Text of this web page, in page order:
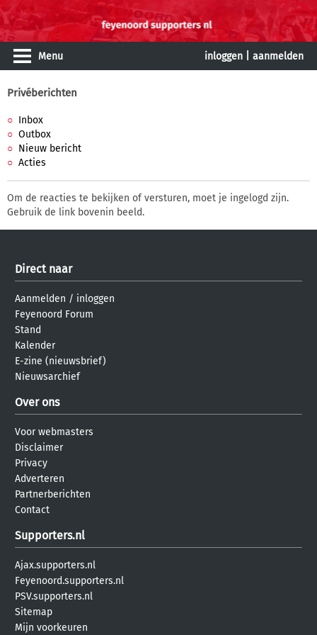
Menu inloggen aanmelden
Privéberichten
Inbox
Outbox
Nieuw bericht
Acties
Om de reacties te bekijken of versturen, moet je ingelogd zijn.
Gebruik de link bovenin beeld.
Direct naar
Aanmelden / inloggen
Feyenoord Forum
Stand
Kalender
E-zine (nieuwsbrief)
Nieuwsarchief
Over ons
Voor webmasters
Disclaimer
Privacy
Adverteren
Partnerberichten
Contact
Supporters.nl
Ajax.supporters.nl
Feyenoord.supporters.nl
PSV.supporters.nl
Sitemap
Mijn voorkeuren